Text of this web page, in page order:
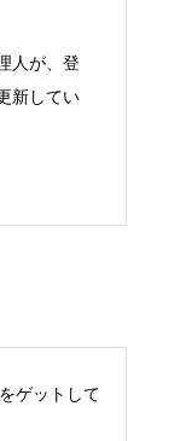
人が、登
新してい
ゲットして